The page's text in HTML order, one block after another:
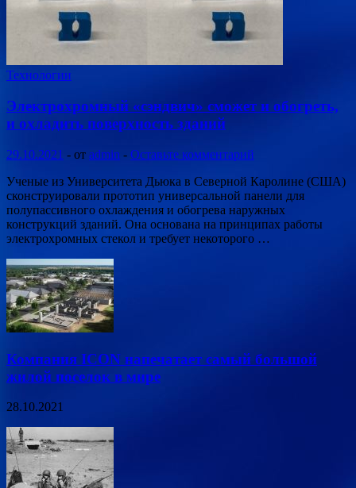
Технологии
Электрохромный «сэндвич» сможет и обогреть,
и охладить поверхность зданий
29.10.2021 - от admin - Оставьте комментарий
Ученые из Университета Дьюка в Северной Каролине (США)
сконструировали прототип универсальной панели для
полупассивного охлаждения и обогрева наружных
конструкций зданий. Она основана на принципах работы
электрохромных стекол и требует некоторого …
Компания ICON напечатает самый большой
жилой поселок в мире
28.10.2021